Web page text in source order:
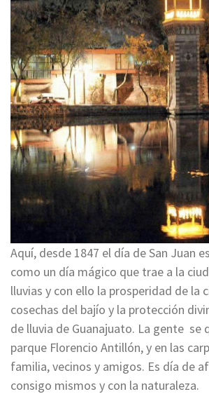
Aquí, desde 1847 el día de San Juan
como un día mágico que trae a la
lluvias y con ello la prosperidad de la
cosechas del bajío y la protección
de lluvia de Guanajuato. La gente se
parque Florencio Antillón, y en las
familia, vecinos y amigos. Es día de
consigo mismos y con la naturaleza.